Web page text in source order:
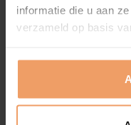
informatie die u aan
verzameld op basis